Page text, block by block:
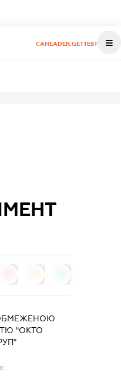
CAHEADER.GETTEST
"ОКТО